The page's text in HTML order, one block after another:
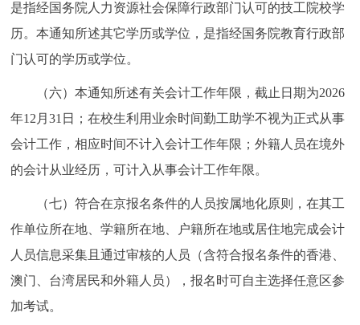
是指经国务院人力资源社会保障行政部门认可的技工院校学
历。本通知所述其它学历或学位，是指经国务院教育行政部
门认可的学历或学位。
（六）本通知所述有关会计工作年限，截止日期为2026
年12月31日；在校生利用业余时间勤工助学不视为正式从事
会计工作，相应时间不计入会计工作年限；外籍人员在境外
的会计从业经历，可计入从事会计工作年限。
（七）符合在京报名条件的人员按属地化原则，在其工
作单位所在地、学籍所在地、户籍所在地或居住地完成会计
人员信息采集且通过审核的人员（含符合报名条件的香港、
澳门、台湾居民和外籍人员），报名时可自主选择任意区参
加考试。